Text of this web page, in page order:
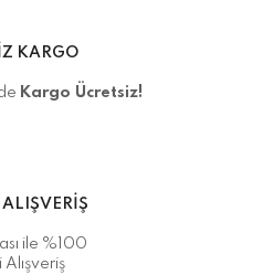
KARGO
Kargo Ücretsiz!
ile %100